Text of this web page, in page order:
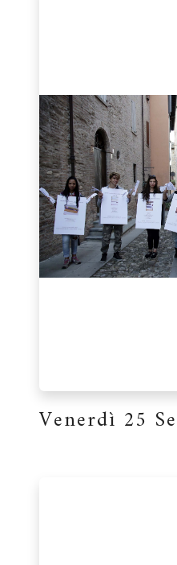
Venerdì 25